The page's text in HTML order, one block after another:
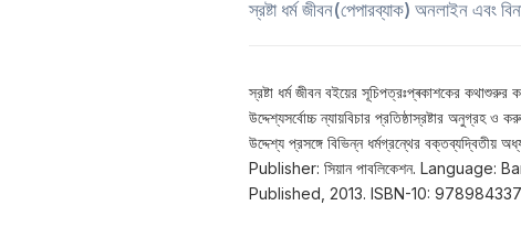
স্রষ্টা ধর্ম জীবন(পেপারব্যাক) অনলাইন এবং
স্রষ্টা ধর্ম জীবন বইয়ের সূচিপত্রঃপ্ৰকাশকের কথাশুরুর
উদ্দেশ্যসর্বোচ্চ ন্যায়বিচার প্রতিষ্ঠাস্রষ্টার অনুগ্রহ ও
উদ্দেশ্য প্রসঙ্গে বিভিন্ন ধর্মগ্রন্থের বক্তব্যদ্বিতীয়
Publisher: সিয়ান পাবলিকেশন. Language:
Published, 2013. ISBN-10: